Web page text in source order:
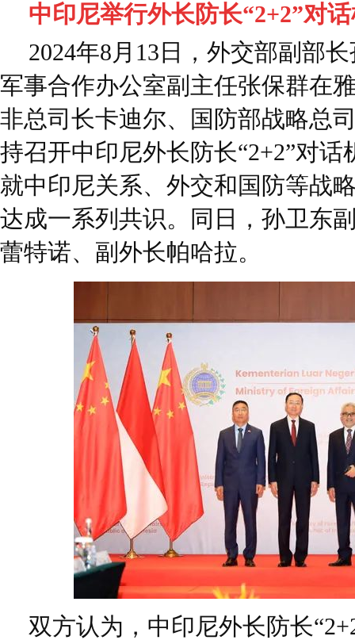
中印尼举行外长防长“2+2”对
2024年8月13日，外交部副部
军事合作办公室副主任张保群在
非总司长卡迪尔、国防部战略总
持召开中印尼外长防长“2+2”对
就中印尼关系、外交和国防等战
达成一系列共识。同日，孙卫东
蕾特诺、副外长帕哈拉。
双方认为，中印尼外长防长